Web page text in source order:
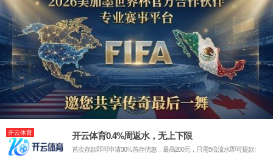
蝶阀系列 调节阀系列
其他阀门及附件